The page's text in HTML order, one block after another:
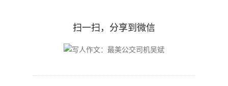
扫一扫，分享到微信